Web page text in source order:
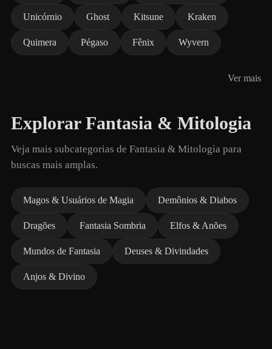
Unicórnio Ghost Kitsune Kraken
Quimera Pégaso Fênix Wyvern
Ver mais
Explorar Fantasia & Mitologia
Veja mais subcategorias de Fantasia & Mitologia para
buscas mais amplas.
Magos & Usuários de Magia Demônios & Diabos
Dragões Fantasia Sombria Elfos & Anões
Mundos de Fantasia Deuses & Divindades
Anjos & Divino